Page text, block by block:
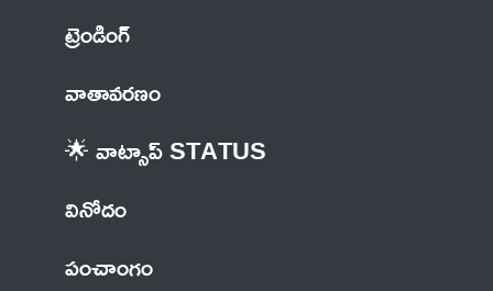
ట్రెండింగ్
వాతావరణం
🌟 వాట్సాప్ STATUS
వినోదం
పంచాంగం